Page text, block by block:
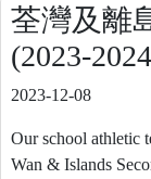
荃灣及離
(2023-
2023-12-08
Our school athletic
Wan & Islands